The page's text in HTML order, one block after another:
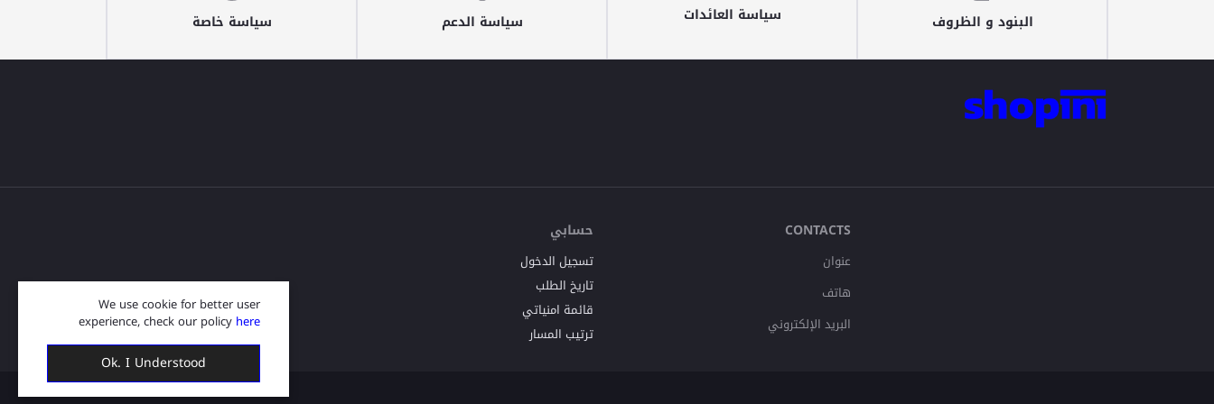
البنود و الظروف سياسة العائدات سياسة الدعم سياسة خاصة
CONTACTS
عنوان
هاتف
البريد الإلكتروني
حسابي
تسجيل الدخول
تاريخ الطلب
قائمة امنياتي
ترتيب المسار
We use cookie for better user
experience, check our policy here
Ok. I Understood